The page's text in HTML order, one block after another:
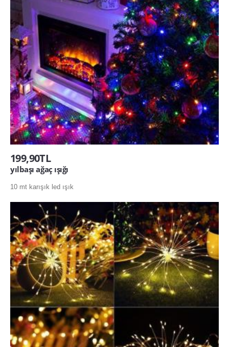
199,90TL
yılbaşı ağaç ışığı
10 mt karışık led ışık